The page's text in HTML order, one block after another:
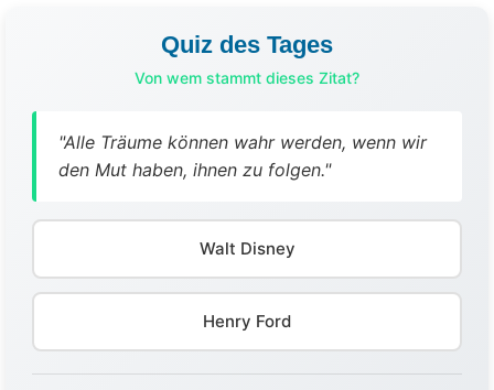
Quiz des Tages
Von wem stammt dieses Zitat?
"Alle Träume können wahr werden, wenn wir
den Mut haben, ihnen zu folgen."
Walt Disney
Henry Ford